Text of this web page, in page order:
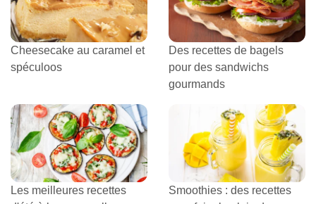
Cheesecake au caramel et
spéculoos
Des recettes de bagels
pour des sandwichs
gourmands
Les meilleures recettes
Smoothies : des recettes